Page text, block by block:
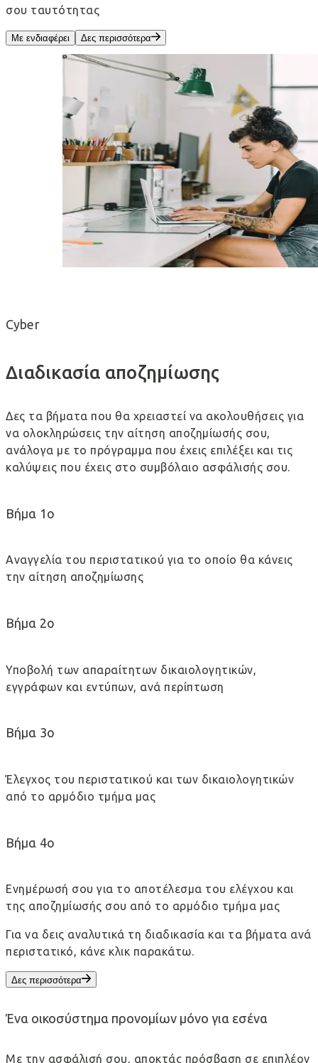
σου ταυτότητας
Με ενδιαφέρει Δες περισσότερα
Cyber
Διαδικασία αποζημίωσης
Δες τα βήματα που θα χρειαστεί να ακολουθήσεις για
να ολοκληρώσεις την αίτηση αποζημίωσής σου,
ανάλογα με το πρόγραμμα που έχεις επιλέξει και τις
καλύψεις που έχεις στο συμβόλαιο ασφάλισής σου.
Βήμα 1ο
Αναγγελία του περιστατικού για το οποίο θα κάνεις
την αίτηση αποζημίωσης
Βήμα 2ο
Υποβολή των απαραίτητων δικαιολογητικών,
εγγράφων και εντύπων, ανά περίπτωση
Βήμα 3ο
Έλεγχος του περιστατικού και των δικαιολογητικών
από το αρμόδιο τμήμα μας
Βήμα 4ο
Ενημέρωσή σου για το αποτέλεσμα του ελέγχου και
της αποζημίωσής σου από το αρμόδιο τμήμα μας
Για να δεις αναλυτικά τη διαδικασία και τα βήματα ανά
περιστατικό, κάνε κλικ παρακάτω.
Δες περισσότερα
Ένα οικοσύστημα προνομίων μόνο για εσένα
Με την ασφάλισή σου, αποκτάς πρόσβαση σε επιπλέον